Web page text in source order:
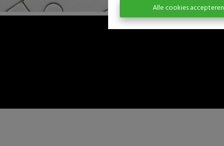
Alle cookies accepteren